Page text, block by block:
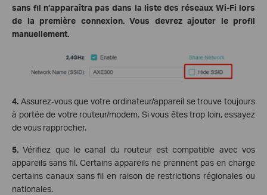
sans fil n’apparaîtra pas dans la liste des réseaux Wi-Fi lors
de la première connexion. Vous devrez ajouter le profil
manuellement.
4. Assurez-vous que votre ordinateur/appareil se trouve toujours
à portée de votre routeur/modem. Si vous êtes trop loin, essayez
de vous rapprocher.
5. Vérifiez que le canal du routeur est compatible avec vos
appareils sans fil. Certains appareils ne prennent pas en charge
certains canaux sans fil en raison de restrictions régionales ou
nationales.